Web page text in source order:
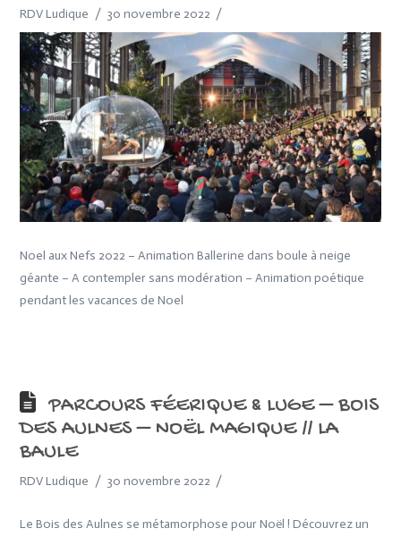
RDV Ludique 30 novembre 2022
Noel aux Nefs 2022 – Animation Ballerine dans boule à neige
géante – A contempler sans modération – Animation poétique
pendant les vacances de Noel
PARCOURS FÉERIQUE & LUGE – BOIS
DES AULNES – NOËL MAGIQUE // LA
BAULE
RDV Ludique 30 novembre 2022
Le Bois des Aulnes se métamorphose pour Noël ! Découvrez un